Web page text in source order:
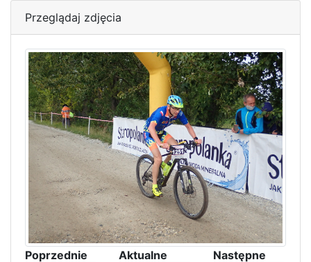
Przeglądaj zdjęcia
Poprzednie Aktualne Następne